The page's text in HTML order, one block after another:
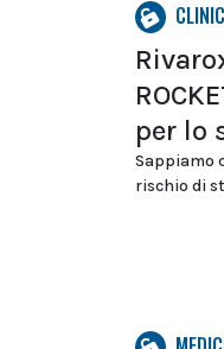
per lo
Sappiamo
rischio di